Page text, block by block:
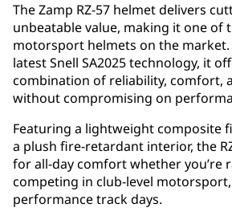
The Zamp RZ-57 helmet delivers
unbeatable value, making it one of
motorsport helmets on the
latest Snell SA2025 technology, it
combination of reliability, comfort,
without compromising on
Featuring a lightweight composite
a plush fire-retardant interior, the
for all-day comfort whether you’re
competing in club-level
performance track days.